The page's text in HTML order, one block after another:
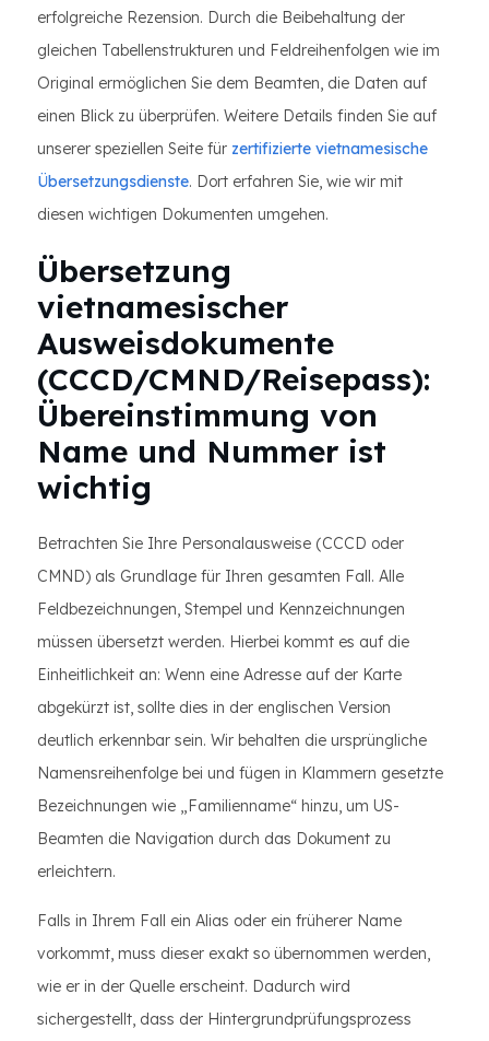
erfolgreiche Rezension. Durch die Beibehaltung der
gleichen Tabellenstrukturen und Feldreihenfolgen wie im
Original ermöglichen Sie dem Beamten, die Daten auf
einen Blick zu überprüfen. Weitere Details finden Sie auf
unserer speziellen Seite für zertifizierte vietnamesische
Übersetzungsdienste. Dort erfahren Sie, wie wir mit
diesen wichtigen Dokumenten umgehen.
Übersetzung
vietnamesischer
Ausweisdokumente
(CCCD/CMND/Reisepass):
Übereinstimmung von
Name und Nummer ist
wichtig
Betrachten Sie Ihre Personalausweise (CCCD oder
CMND) als Grundlage für Ihren gesamten Fall. Alle
Feldbezeichnungen, Stempel und Kennzeichnungen
müssen übersetzt werden. Hierbei kommt es auf die
Einheitlichkeit an: Wenn eine Adresse auf der Karte
abgekürzt ist, sollte dies in der englischen Version
deutlich erkennbar sein. Wir behalten die ursprüngliche
Namensreihenfolge bei und fügen in Klammern gesetzte
Bezeichnungen wie „Familienname“ hinzu, um US-
Beamten die Navigation durch das Dokument zu
erleichtern.
Falls in Ihrem Fall ein Alias ​​oder ein früherer Name
vorkommt, muss dieser exakt so übernommen werden,
wie er in der Quelle erscheint. Dadurch wird
sichergestellt, dass der Hintergrundprüfungsprozess